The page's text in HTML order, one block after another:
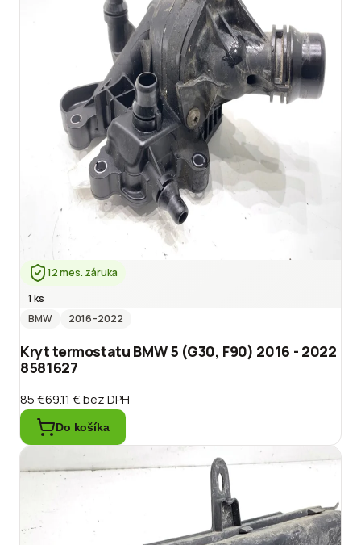
12 mes. záruka
1 ks
BMW
2016–2022
Kryt termostatu BMW 5 (G30, F90) 2016 - 2022
8581627
85 €69.11 €bez DPH
Do košíka